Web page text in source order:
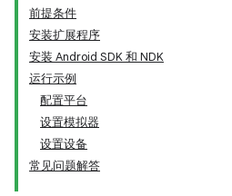
前提条件
安装扩展程序
安装 Android SDK 和 NDK
运行示例
配置平台
设置模拟器
设置设备
常见问题解答